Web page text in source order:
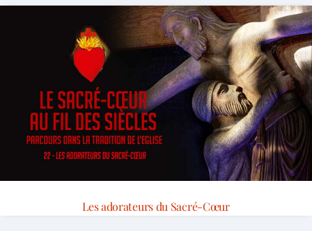
Les adorateurs du Sacré-Cœur